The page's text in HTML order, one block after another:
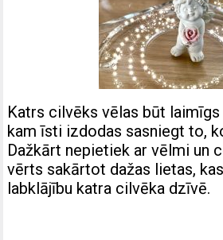
Katrs cilvēks vēlas būt laimīgs
kam īsti izdodas sasniegt to,
Dažkārt nepietiek ar vēlmi un
vērts sakārtot dažas lietas,
labklājību katra cilvēka dzīvē.